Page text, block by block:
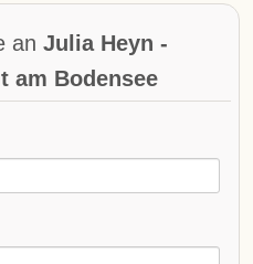
an Julia Heyn -
am Bodensee